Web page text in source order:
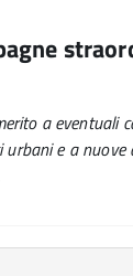
a eventuali
e a nuove